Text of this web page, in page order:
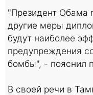
"Президент Обама
другие меры
будут наиболее
предупреждения
бомбы", - пояснил
В своей речи в